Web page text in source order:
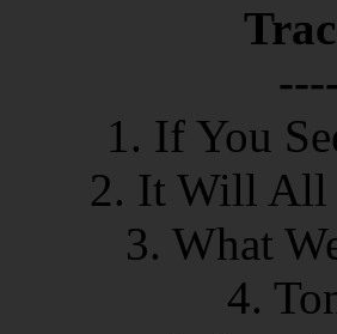
1. If You
2. It Will All
3. What
4.